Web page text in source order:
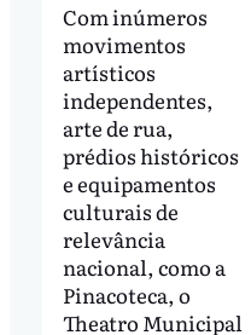
Com inúmeros
movimentos
artísticos
independentes,
arte de rua,
prédios históricos
e equipamentos
culturais de
relevância
nacional, como a
Pinacoteca, o
Theatro Municipal